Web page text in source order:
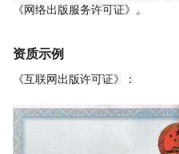
《网络出版服务许可证》。
资质示例
《互联网出版许可证》：